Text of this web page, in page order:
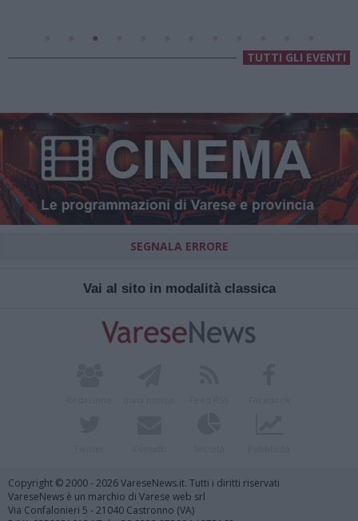
TUTTI GLI EVENTI
SEGNALA ERRORE
Vai al sito in modalità classica
Copyright © 2000 - 2026 VareseNews.it. Tutti i diritti riservati
VareseNews è un marchio di Varese web srl
Via Confalonieri 5 - 21040 Castronno (VA)